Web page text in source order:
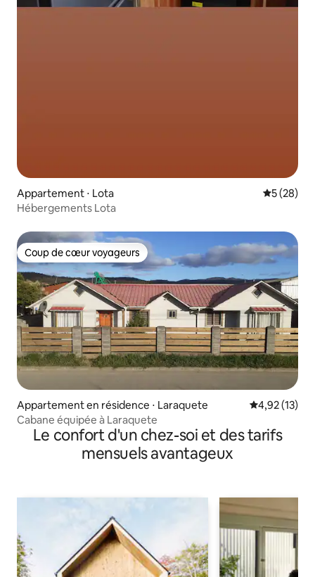
Appartement ⋅ Lota
5 (28)
Hébergements Lota
Coup de cœur voyageurs
Coup de cœur voyageurs
Appartement en résidence ⋅ Laraquete Évaluation
4,92 (13)
Cabane équipée à Laraquete
Le confort d'un chez-soi et des tarifs
mensuels avantageux